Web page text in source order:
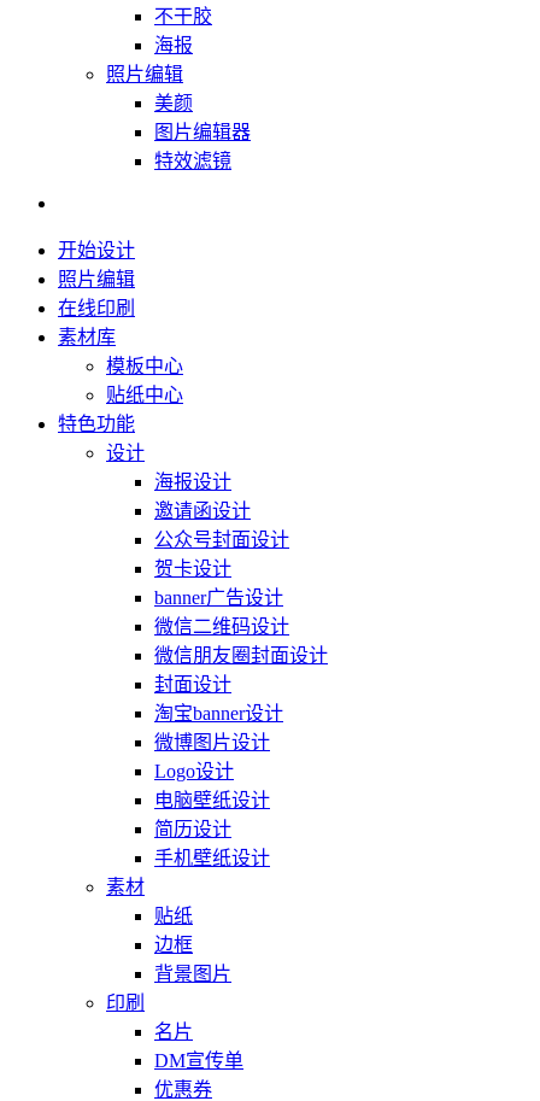
不干胶
海报
照片编辑
美颜
图片编辑器
特效滤镜
开始设计
照片编辑
在线印刷
素材库
模板中心
贴纸中心
特色功能
设计
海报设计
邀请函设计
公众号封面设计
贺卡设计
banner广告设计
微信二维码设计
微信朋友圈封面设计
封面设计
淘宝banner设计
微博图片设计
Logo设计
电脑壁纸设计
简历设计
手机壁纸设计
素材
贴纸
边框
背景图片
印刷
名片
DM宣传单
优惠券